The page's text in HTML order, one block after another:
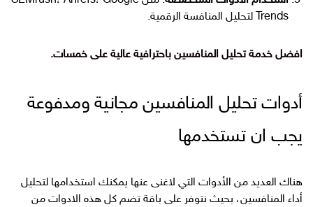
Trends لتحليل المنافسة الرقمية.
افضل خدمة تحليل المنافسين باحترافية عالية على خمسات.
أدوات تحليل المنافسين مجانية ومدفوعة
يجب ان تستخدمها
هناك العديد من الأدوات التي لاغنى عنها يمكنك استخدامها لتحليل
أداء المنافسين، بحيث نتوفر على باقة تضم كل هذه الادوات من